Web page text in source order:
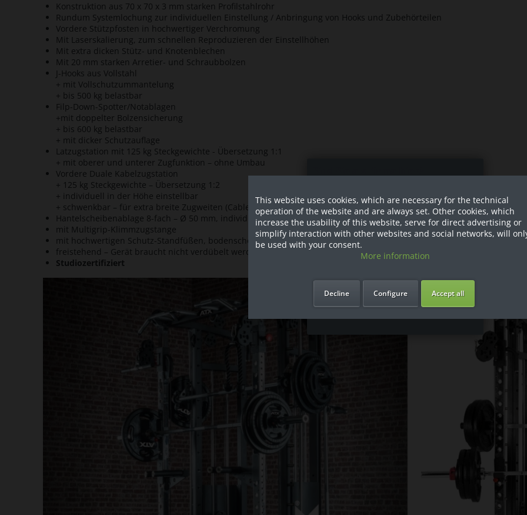
Konstruktion aus 70 x 70 x 3 mm starken Profilstahlrohr
Rundum Systemlochung zur individuellen Einstellung / Anbringung von Hooks und Zubehörteilen
Vordere Stützpfosten in hochwertiger Verchromung
Mit Laserskalierung, zum schnellen Reproduzieren der Einstellhöhen
Mit extra dicken Stütz- und Knotenblechen
Mit 20 mm starken Arretier- und Schraubbolzen
J-Hooks aus Vollstahl
+ mit Vollschutzummantelung
+ bis 500 kg belastbar
Filp-Down-Spotter/Notablagen
+mit doppelter Bolzensicherung
+ bis 600 kg belastbar
+ mit dicker Schutzauflage
Latzugstation mit 125 kg Steckgewichte - Übersetzung 1:1
+ mit oberer und unterer Zugfunktion – ohne Umbau
Vordere Duale Kabelzugstation
+ 125 kg Steckgewichte – Übersetzung 1:2
+ individuell in der Höhe einstellbar
+ schwenkbar – für extra breite Zugweiten (Cable-Cross)
Hantelscheibenablage 8-fach – Ø 50 mm, individuell in der Höhe verschraubbar
mit Multigrip-Klimmzugstange
mit hochwertigen Schutz-Standfüßen, bodenschonend und rutschsicher
freistehend – Gerät braucht nicht verdübelt werden
Studiozertifiziert
This website uses cookies, which are necessary for the technical
operation of the website and are always set. Other cookies, which
increase the usability of this website, serve for direct advertising or
simplify interaction with other websites and social networks, will
be used with your consent.
More information
Decline Accept all
Configure
Dies ist ein Händler Shop, Preise
werden in NETTO ausgespielt!
Ja ich bin eine Firma